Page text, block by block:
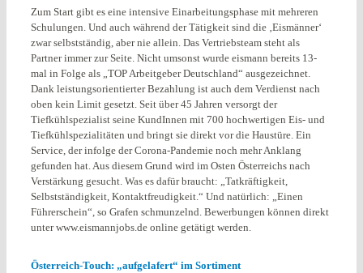
Zum Start gibt es eine intensive Einarbeitungsphase mit mehreren
Schulungen. Und auch während der Tätigkeit sind die ‚Eismänner‘
zwar selbstständig, aber nie allein. Das Vertriebsteam steht als
Partner immer zur Seite. Nicht umsonst wurde eismann bereits 13-
mal in Folge als „TOP Arbeitgeber Deutschland“ ausgezeichnet.
Dank leistungsorientierter Bezahlung ist auch dem Verdienst nach
oben kein Limit gesetzt. Seit über 45 Jahren versorgt der
Tiefkühlspezialist seine KundInnen mit 700 hochwertigen Eis- und
Tiefkühlspezialitäten und bringt sie direkt vor die Haustüre. Ein
Service, der infolge der Corona-Pandemie noch mehr Anklang
gefunden hat. Aus diesem Grund wird im Osten Österreichs nach
Verstärkung gesucht. Was es dafür braucht: „Tatkräftigkeit,
Selbstständigkeit, Kontaktfreudigkeit.“ Und natürlich: „Einen
Führerschein“, so Grafen schmunzelnd. Bewerbungen können direkt
unter www.eismannjobs.de online getätigt werden.
Österreich-Touch: „aufgelafert“ im Sortiment